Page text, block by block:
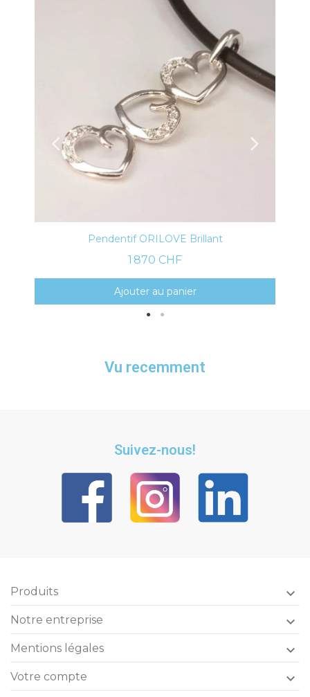
Aperçu rapide
Pendentif ORILOVE Brillant
1 870 CHF
Ajouter au panier
Vu recemment
Suivez-nous!
Produits 
Notre entreprise 
Mentions légales 
Votre compte 